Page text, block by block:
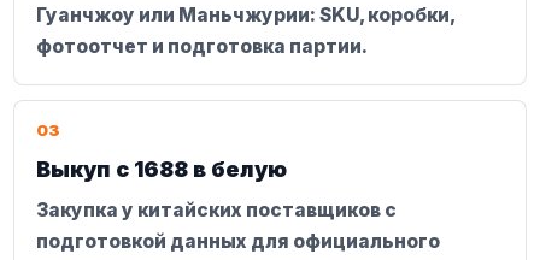
Гуанчжоу или Маньчжурии: SKU, коробки,
фотоотчет и подготовка партии.
03
Выкуп с 1688 в белую
Закупка у китайских поставщиков с
подготовкой данных для официального